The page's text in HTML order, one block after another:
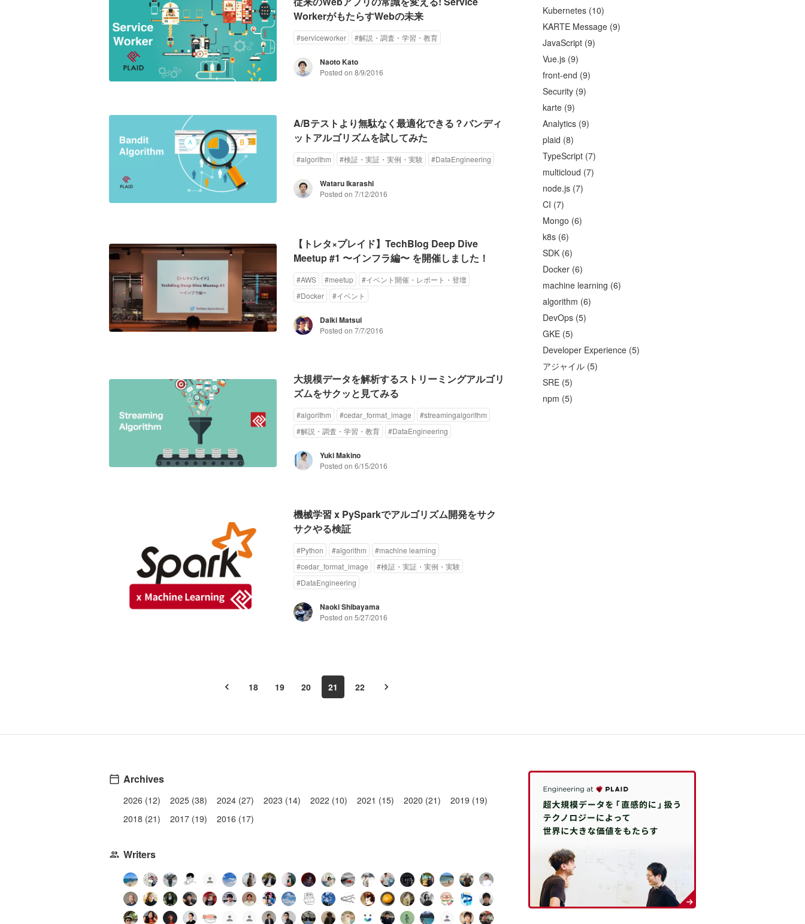
WorkerがもたらすWebの未来
#serviceworker #解説・調査・学習・教育
Naoto Kato
Posted on 8/9/2016
A/Bテストより無駄なく最適化できる？バンディ
ットアルゴリズムを試してみた
#algorithm #検証・実証・実例・実験 #DataEngineering
Wataru Ikarashi
Posted on 7/12/2016
【トレタ×プレイド】TechBlog Deep Dive
Meetup #1 〜インフラ編〜 を開催しました！
#AWS #meetup #イベント開催・レポート・登壇
#Docker #イベント
Daiki Matsui
Posted on 7/7/2016
大規模データを解析するストリーミングアルゴリ
ズムをサクッと見てみる
#algorithm #cedar_format_image #streamingalgorithm
#解説・調査・学習・教育 #DataEngineering
Yuki Makino
Posted on 6/15/2016
機械学習 x PySparkでアルゴリズム開発をサク
サクやる検証
#Python #algorithm #machine learning
#cedar_format_image #検証・実証・実例・実験
#DataEngineering
Naoki Shibayama
Posted on 5/27/2016
18 19 20 21 22
Kubernetes (10)
KARTE Message (9)
JavaScript (9)
Vue.js (9)
front-end (9)
Security (9)
karte (9)
Analytics (9)
plaid (8)
TypeScript (7)
multicloud (7)
node.js (7)
CI (7)
Mongo (6)
k8s (6)
SDK (6)
Docker (6)
machine learning (6)
algorithm (6)
DevOps (5)
GKE (5)
Developer Experience (5)
アジャイル (5)
SRE (5)
npm (5)
Archives
2026 (12) 2025 (38) 2024 (27) 2023 (14) 2022 (10) 2021 (15) 2020 (21)
2019 (19)
2018 (21)
2017 (19) 2016 (17)
Writers